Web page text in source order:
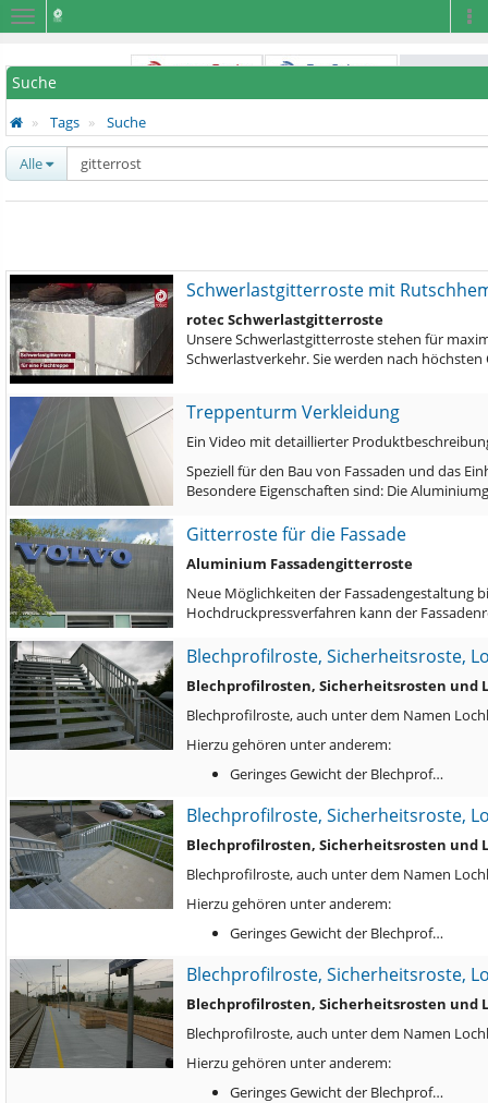
Navigation
Suche
Tags Suche
Alle
Schwerlastgitterroste mit
rotec Schwerlastgitterroste
Unsere Schwerlastgitterroste stehen für
Schwerlastverkehr. Sie werden nach
Treppenturm Verkleidung
Ein Video mit detaillierter
Speziell für den Bau von Fassaden und das
Besondere Eigenschaften sind: Die
Gitterroste für die Fassade
Aluminium Fassadengitterroste
Neue Möglichkeiten der Fassadengestaltung
Hochdruckpressverfahren kann der
Blechprofilroste, Sicherheitsroste,
Blechprofilrosten, Sicherheitsrosten und
Blechprofilroste, auch unter dem Namen
Hierzu gehören unter anderem:
Geringes Gewicht der Blechprof…
Blechprofilroste, Sicherheitsroste,
Blechprofilrosten, Sicherheitsrosten und
Blechprofilroste, auch unter dem Namen
Hierzu gehören unter anderem:
Geringes Gewicht der Blechprof…
Blechprofilroste, Sicherheitsroste,
Blechprofilrosten, Sicherheitsrosten und
Blechprofilroste, auch unter dem Namen
Hierzu gehören unter anderem:
Geringes Gewicht der Blechprof…